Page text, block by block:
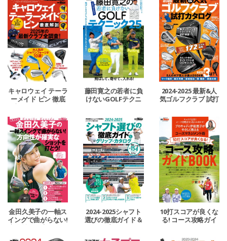
方教えます
キャロウェイ テーラ
ーメイド ピン 徹底
解剖 2025年の最新ク
ラブ全調査！
藤田寛之の若者に負
けないGOLFテクニ
2024-2025 最新&人
気ゴルフクラブ 試打
金田久美子の一軸ス
イングで曲がらない!
方向性が確実なショ
ットを打とう!
2024-2025シャフト
選びの徹底ガイド＆
グリップ・カタログ
10打スコアが良くな
る! コース攻略ガイ